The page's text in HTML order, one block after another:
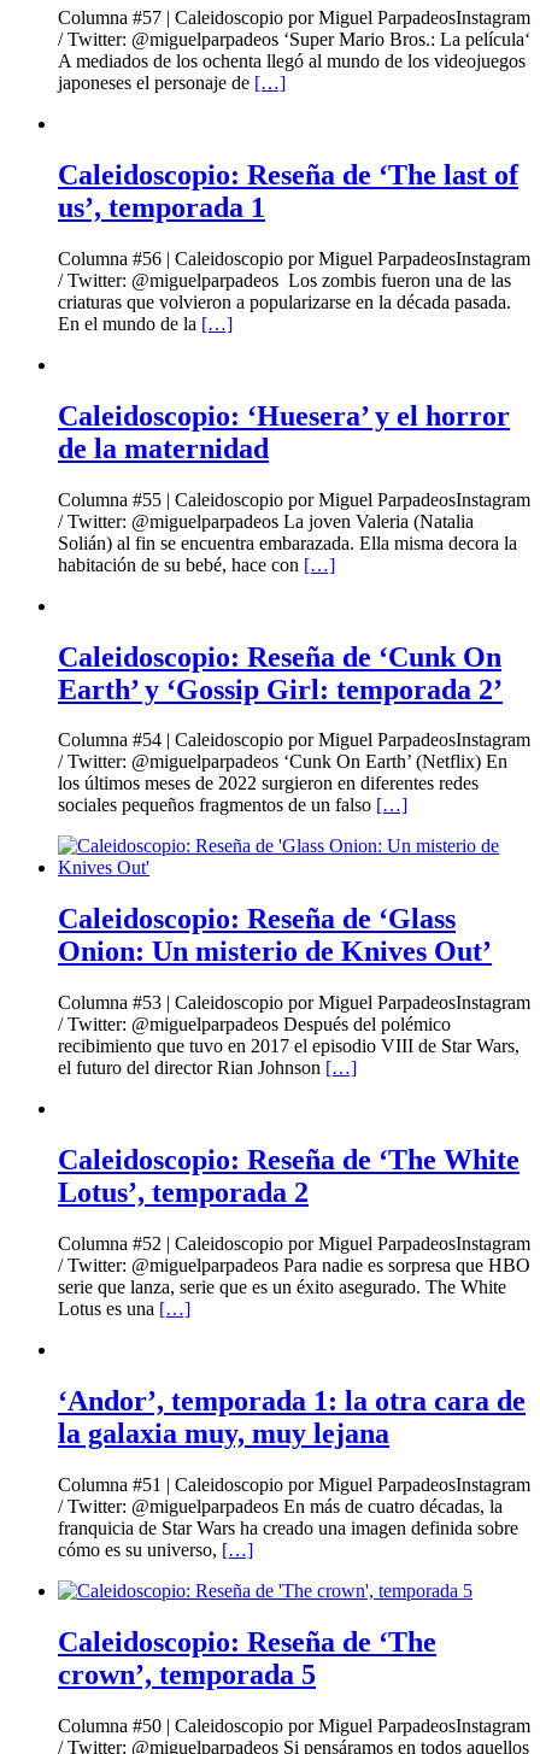
Columna #57 | Caleidoscopio por Miguel ParpadeosInstagram
/ Twitter: @miguelparpadeos ‘Super Mario Bros.: La película‘
A mediados de los ochenta llegó al mundo de los videojuegos
japoneses el personaje de […]
Caleidoscopio: Reseña de ‘The last of
us’, temporada 1
Columna #56 | Caleidoscopio por Miguel ParpadeosInstagram
/ Twitter: @miguelparpadeos Los zombis fueron una de las
criaturas que volvieron a popularizarse en la década pasada.
En el mundo de la […]
Caleidoscopio: ‘Huesera’ y el horror
de la maternidad
Columna #55 | Caleidoscopio por Miguel ParpadeosInstagram
/ Twitter: @miguelparpadeos La joven Valeria (Natalia
Solián) al fin se encuentra embarazada. Ella misma decora la
habitación de su bebé, hace con […]
Caleidoscopio: Reseña de ‘Cunk On
Earth’ y ‘Gossip Girl: temporada 2’
Columna #54 | Caleidoscopio por Miguel ParpadeosInstagram
/ Twitter: @miguelparpadeos ‘Cunk On Earth’ (Netflix) En
los últimos meses de 2022 surgieron en diferentes redes
sociales pequeños fragmentos de un falso […]
Caleidoscopio: Reseña de ‘Glass
Onion: Un misterio de Knives Out’
Columna #53 | Caleidoscopio por Miguel ParpadeosInstagram
/ Twitter: @miguelparpadeos Después del polémico
recibimiento que tuvo en 2017 el episodio VIII de Star Wars,
el futuro del director Rian Johnson […]
Caleidoscopio: Reseña de ‘The White
Lotus’, temporada 2
Columna #52 | Caleidoscopio por Miguel ParpadeosInstagram
/ Twitter: @miguelparpadeos Para nadie es sorpresa que HBO
serie que lanza, serie que es un éxito asegurado. The White
Lotus es una […]
‘Andor’, temporada 1: la otra cara de
la galaxia muy, muy lejana
Columna #51 | Caleidoscopio por Miguel ParpadeosInstagram
/ Twitter: @miguelparpadeos En más de cuatro décadas, la
franquicia de Star Wars ha creado una imagen definida sobre
cómo es su universo, […]
Caleidoscopio: Reseña de ‘The
crown’, temporada 5
Columna #50 | Caleidoscopio por Miguel ParpadeosInstagram
/ Twitter: @miguelparpadeos Si pensáramos en todos aquellos